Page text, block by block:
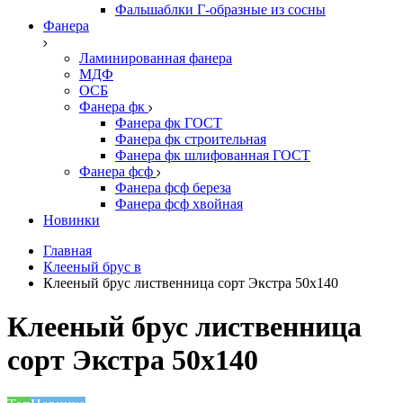
Фальшаблки Г-образные из сосны
Фанера
Ламинированная фанера
МДФ
ОСБ
Фанера фк
Фанера фк ГОСТ
Фанера фк строительная
Фанера фк шлифованная ГОСТ
Фанера фсф
Фанера фсф береза
Фанера фсф хвойная
Новинки
Главная
Клееный брус в
Клееный брус лиственница сорт Экстра 50х140
Клееный брус лиственница
сорт Экстра 50х140